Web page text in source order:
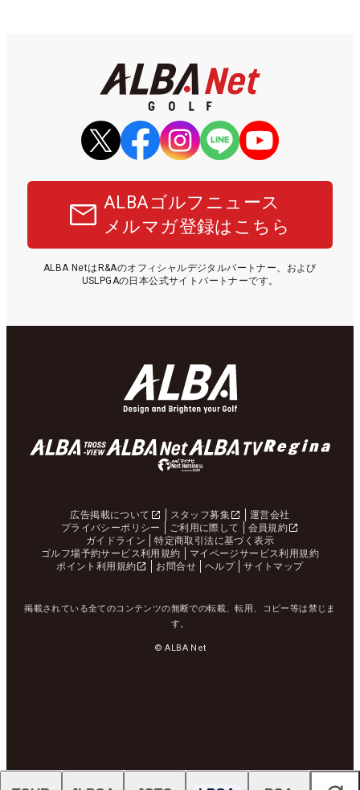
ALBAゴルフニュース
メルマガ登録はこちら
ALBA NetはR&Aのオフィシャルデジタルパートナー、および
USLPGAの日本公式サイトパートナーです。
広告掲載について スタッフ募集
運営会社
プライバシーポリシー
ご利用に際して
会員規約
ガイドライン
特定商取引法に基づく表示
ゴルフ場予約サービス利用規約
マイページサービス利用規約
ポイント利用規約
お問合せ ヘルプ サイトマップ
掲載されている全てのコンテンツの無断での転載、転用、コピー等は禁じま
す。
© ALBA Net